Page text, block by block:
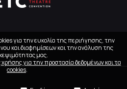
για την ευκολία της περιήγησης, την
και διαφημίσεων και την ανάλυση της
μας.
για την προστασία δεδομένων και τα
cookies.